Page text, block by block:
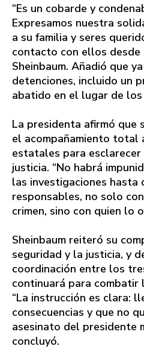
“Es un cobarde y
Expresamos nuestra
a su familia y seres
contacto con ellos desde
Sheinbaum. Añadió que
detenciones, incluido un
abatido en el lugar de los
La presidenta afirmó que
el acompañamiento total
estatales para
justicia. “No habrá
las investigaciones hasta
responsables, no solo
crimen, sino con quien lo
Sheinbaum reiteró su
seguridad y la justicia, y
coordinación entre los
continuará para combatir
“La instrucción es clara:
consecuencias y que no
asesinato del presidente
concluyó.